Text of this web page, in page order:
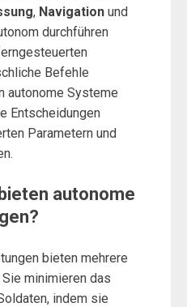
, Navigation und
durchführen
Befehle
autonome Systeme
Entscheidungen
Parametern und
autonome
bieten mehrere
minimieren das
indem sie